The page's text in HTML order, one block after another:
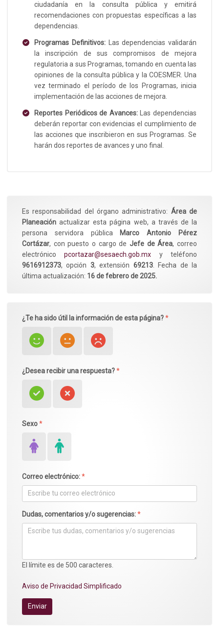
ciudadanía en la consulta pública y emitirá
recomendaciones con propuestas específicas a las
dependencias.
Programas Definitivos:Las dependencias validarán
la inscripción de sus compromisos de mejora
regulatoria a sus Programas, tomando en cuenta las
opiniones de la consulta pública y la COESMER. Una
vez terminado el período de los Programas, inicia
implementación de las acciones de mejora.
Reportes Periódicos de Avances:Las dependencias
deberán reportar con evidencias el cumplimiento de
las acciones que inscribieron en sus Programas. Se
harán dos reportes de avances y uno final.
Es responsabilidad del órgano administrativo: Área de
Planeación actualizar esta página web, a través de la
persona servidora pública Marco Antonio Pérez
Cortázar, con puesto o cargo de Jefe de Área, correo
electrónicopcortazar@sesaech.gob.mx y teléfono
9616912373, opción 3, extensión 69213. Fecha de la
última actualización: 16 de febrero de 2025.
¿Te ha sido útil la información de esta página?*
¿Desea recibir una respuesta?*
Sexo*
Correo electrónico:*
Dudas, comentarios y/o sugerencias:*
El límite es de 500 caracteres.
Aviso de Privacidad Simplificado
Enviar